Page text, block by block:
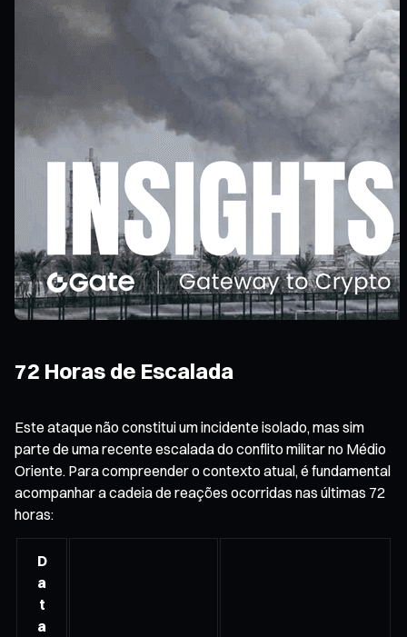
72 Horas de Escalada
Este ataque não constitui um incidente isolado, mas sim
parte de uma recente escalada do conflito militar no Médio
Oriente. Para compreender o contexto atual, é fundamental
acompanhar a cadeia de reações ocorridas nas últimas 72
horas:
D
a
t
a